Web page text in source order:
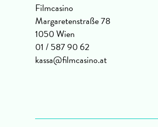
Filmcasino
Margaretenstraße 78
1050 Wien
01 / 587 90 62
kassa@filmcasino.at